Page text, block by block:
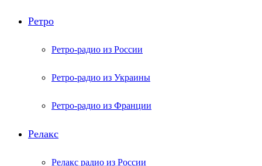
Ретро
Ретро-радио из России
Ретро-радио из Украины
Ретро-радио из Франции
Релакс
Релакс радио из России